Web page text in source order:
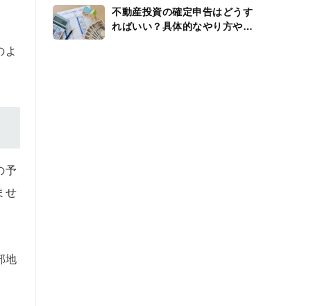
よ
予
せ
地
不動産投資の確定申告はどうす
ればいい？具体的なやり方や還